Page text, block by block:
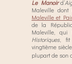
Le Manoird’
Maleville
Maleville et
de la
Maleville, qui
Historiques, fit
vingtième
plupart de son